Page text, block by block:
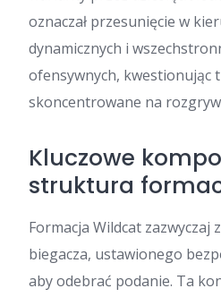
oznaczał przesunięcie w
dynamicznych i
ofensywnych, kwestionując
skoncentrowane na
Kluczowe
struktura
Formacja Wildcat zazwyczaj
biegacza, ustawionego
aby odebrać podanie. Ta